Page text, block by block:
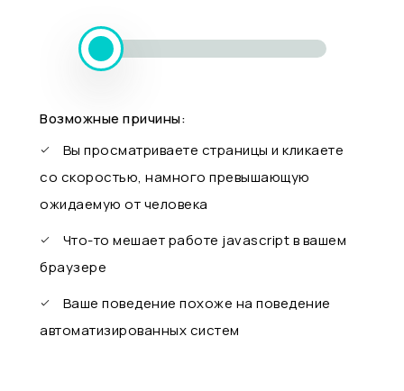
Возможные причины:
Вы просматриваете страницы и кликаете
со скоростью, намного превышающую
ожидаемую от человека
Что-то мешает работе javascript в вашем
браузере
Ваше поведение похоже на поведение
автоматизированных систем